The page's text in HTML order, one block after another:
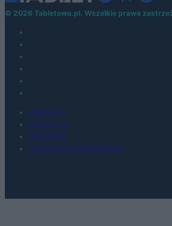
© 2026 Tabletowo.pl. Wszelkie prawa
KONTAKT
REDAKCJA
REKLAMA
POLITYKA PRYWATNOŚCI